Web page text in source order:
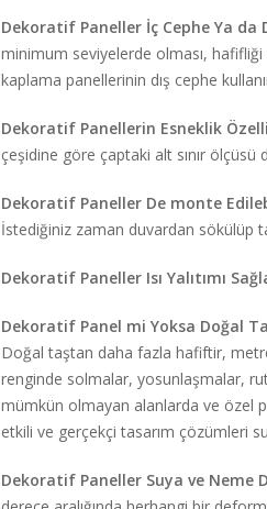
Dekoratif Paneller İç Cephe Ya da
minimum seviyelerde olması,
kaplama panellerinin dış cephe
Dekoratif Panellerin Esneklik
çeşidine göre çaptaki alt sınır
Dekoratif Paneller De monte
İstediğiniz zaman duvardan sökülüp
Dekoratif Paneller Isı Yalıtımı
Dekoratif Panel mi Yoksa Doğal
Doğal taştan daha fazla hafiftir,
renginde solmalar, yosunlaşmalar,
mümkün olmayan alanlarda ve özel
etkili ve gerçekçi tasarım çözümleri
Dekoratif Paneller Suya ve Neme